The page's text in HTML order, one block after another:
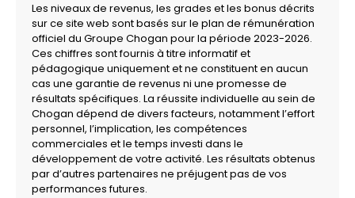
Les niveaux de revenus, les grades et les bonus décrits
sur ce site web sont basés sur le plan de rémunération
officiel du Groupe Chogan pour la période 2023-2026.
Ces chiffres sont fournis à titre informatif et
pédagogique uniquement et ne constituent en aucun
cas une garantie de revenus ni une promesse de
résultats spécifiques. La réussite individuelle au sein de
Chogan dépend de divers facteurs, notamment l’effort
personnel, l’implication, les compétences
commerciales et le temps investi dans le
développement de votre activité. Les résultats obtenus
par d’autres partenaires ne préjugent pas de vos
performances futures.